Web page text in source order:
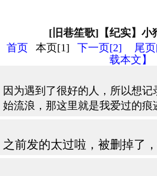
[旧巷笙歌]【纪实】小
首页
本页[1] 下一页[2] 尾
载本文】
因为遇到了很好的人，所以想
始流浪，那这里就是我爱过的痕
之前发的太过啦，被删掉了